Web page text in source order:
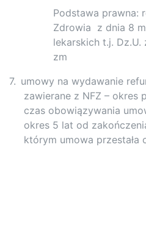
Podstawa prawna:
Zdrowia z dnia 8
lekarskich t.j.
zm
7. umowy na wydawanie
zawierane z NFZ – okres
czas obowiązywania
okres 5 lat od
którym umowa przestała